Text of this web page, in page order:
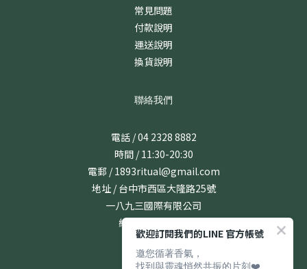
常見問題
付款說明
運送說明
換貨說明
聯絡我們
電話 / 04 2328 8882
時間 / 11:30-20:30
電郵 / 1893ritual@gmail.com
地址 / 台中市西區大隆路25號
一八九三國際有限公司
統編 / 24831167
歡迎訂閱我們的LINE 官方帳號
邀您循著香氣，
找到與靈魂悄然共振的片刻❤️